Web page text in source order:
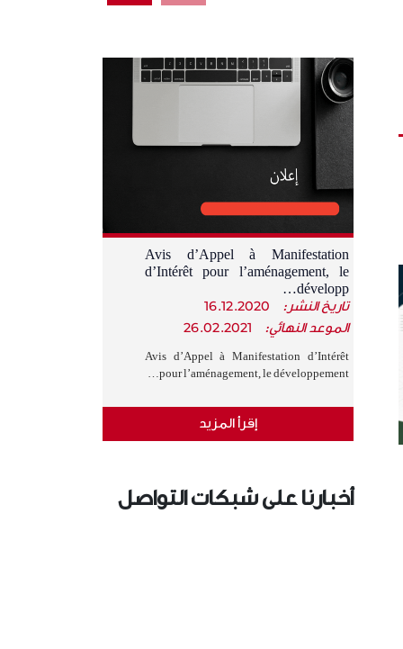
Avis d’Appel à Manifestation
d’Intérêt pour l’aménagement, le
développ…
تاريخ النشر:
16.12.2020
الموعد النهائي: 26.02.2021
Avis d’Appel à Manifestation d’Intérêt
pour l’aménagement, le développement…
إقرأ المزيد
أخبارنا على شبكات التواصل